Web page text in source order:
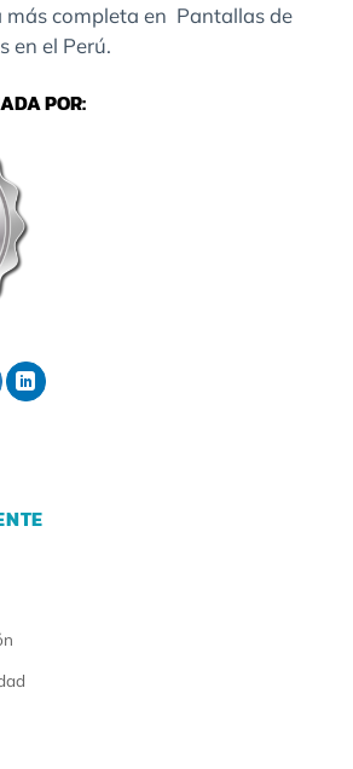
completa en Pantallas de
en el Perú.
POR: